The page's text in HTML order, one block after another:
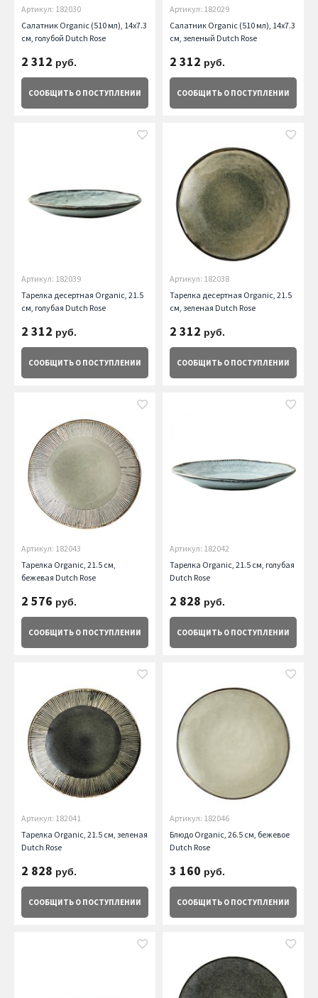
Артикул: 182030
Салатник Organic (510 мл), 14х7.3
см, голубой Dutch Rose
2 312 руб.
СООБЩИТЬ О ПОСТУПЛЕНИИ
Артикул: 182029
Салатник Organic (510 мл), 14х7.3
см, зеленый Dutch Rose
2 312 руб.
СООБЩИТЬ О ПОСТУПЛЕНИИ
Артикул: 182039
Тарелка десертная Organic, 21.5
см, голубая Dutch Rose
2 312 руб.
СООБЩИТЬ О ПОСТУПЛЕНИИ
Артикул: 182038
Тарелка десертная Organic, 21.5
см, зеленая Dutch Rose
2 312 руб.
СООБЩИТЬ О ПОСТУПЛЕНИИ
Артикул: 182043
Тарелка Organic, 21.5 см,
бежевая Dutch Rose
2 576 руб.
СООБЩИТЬ О ПОСТУПЛЕНИИ
Артикул: 182042
Тарелка Organic, 21.5 см, голубая
Dutch Rose
2 828 руб.
СООБЩИТЬ О ПОСТУПЛЕНИИ
Артикул: 182041
Тарелка Organic, 21.5 см, зеленая
Dutch Rose
2 828 руб.
СООБЩИТЬ О ПОСТУПЛЕНИИ
Артикул: 182046
Блюдо Organic, 26.5 см, бежевое
Dutch Rose
3 160 руб.
СООБЩИТЬ О ПОСТУПЛЕНИИ